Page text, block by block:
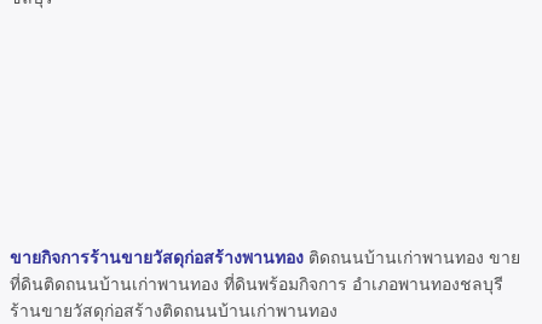
ขายกิจการร้านขายวัสดุก่อสร้างพานทอง ติดถนนบ้านเก่าพานทอง ขาย
ที่ดินติดถนนบ้านเก่าพานทอง ที่ดินพร้อมกิจการ อำเภอพานทองชลบุรี
ร้านขายวัสดุก่อสร้างติดถนนบ้านเก่าพานทอง